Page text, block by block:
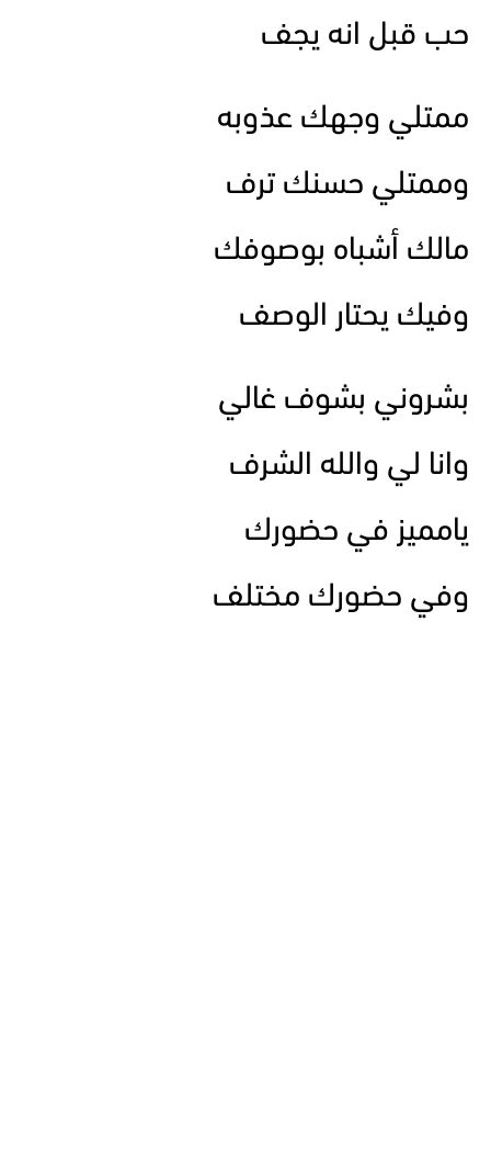
حب قبل انه يجف
ممتلي وجهك عذوبه
وممتلي حسنك ترف
مالك أشباه بوصوفك
وفيك يحتار الوصف
بشروني بشوف غالي
وانا لي والله الشرف
يامميز في حضورك
وفي حضورك مختلف